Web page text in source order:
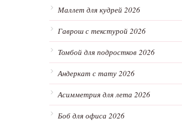
Маллет для кудрей 2026
Гаврош с текстурой 2026
Томбой для подростков 2026
Андеркат с тату 2026
Асимметрия для лета 2026
Боб для офиса 2026